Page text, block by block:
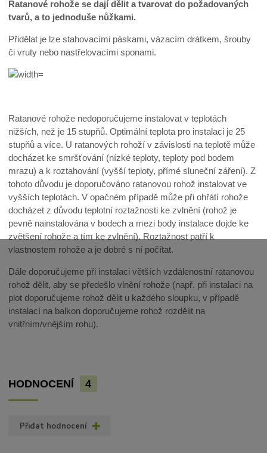
Ratanové rohože se dají dělit a tvarovat do požadovaných
tvarů, a to jednoduše nůžkami.
Přidělat je lze stahovacími páskami, vázacím drátkem, šrouby
či vruty nebo nastřelovacími sponami.
Ratanové rohože nedoporučujeme instalovat v teplotách
nižších, než je 15 stupňů. Optimální teplota pro instalaci je 25
stupňů a více. U ratanových rohoží v závislosti na teplotě může
docházet ke smršťování (nízké teploty, teploty pod bodem
mrazu) a k roztahování (vyšší teploty, přímé sluneční záření). Z
tohoto důvodu je doporučováno ratanovou rohož instalovat ve
vyšších teplotách. V opačném případě může při ohřátí rohože
docházet z důvodu teplotní roztažnosti ke zvlnění (rohož je
pevně nainstalována v bodech a mezi body instalace dojde ke
zvětšení rohože a tím ke zvlnění). Roztažnost patří k
vlastnostem rohože a je dobré s ní počítat.
Dále doporučujeme při instalaci větších vzdálenostní ratanovou
rohož dělit, aby se předešlo vlnění rohože (např. při instalaci na
plot doporučujeme rohož dělit u každého sloupku, v případě
instalací na balkon doporučujeme rohož rozdělit na
vnitřním/vnějším rohu).
HODNOCENÍ 4
Přidat hodnocení